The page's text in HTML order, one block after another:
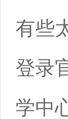
有些
登录
学中